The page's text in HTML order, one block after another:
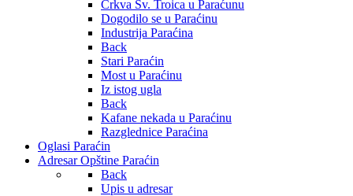
Crkva Sv. Troica u Paraćunu
Dogodilo se u Paraćinu
Industrija Paraćina
Back
Stari Paraćin
Most u Paraćinu
Iz istog ugla
Back
Kafane nekada u Paraćinu
Razglednice Paraćina
Oglasi Paraćin
Adresar Opštine Paraćin
Back
Upis u adresar